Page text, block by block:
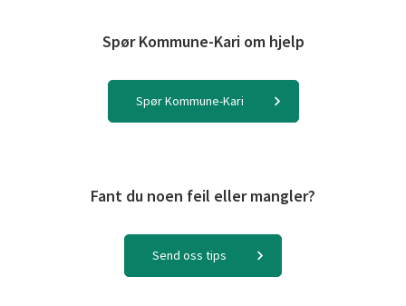
Spør Kommune-Kari om hjelp
Spør Kommune-Kari
Fant du noen feil eller mangler?
Send oss tips